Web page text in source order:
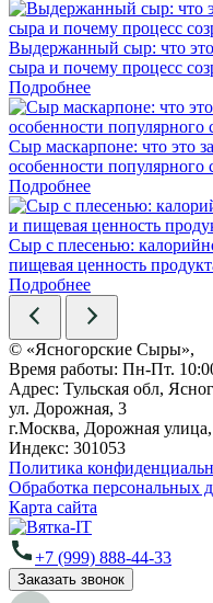
Выдержанный сыр: что
сыра и почему процесс
Подробнее
Сыр маскарпоне: что это
особенности популярного
Подробнее
Сыр с плесенью:
пищевая ценность
Подробнее
© «Ясногорские Сыры»,
Время работы: Пн-Пт.
Адрес: Тульская обл,
ул. Дорожная, 3
г.Москва, Дорожная
Индекс: 301053
Политика
Обработка персональных
Карта сайта
+7 (999) 888-44-33
Заказать звонок